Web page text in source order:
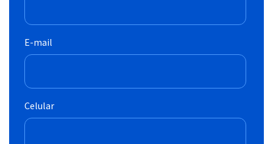
E-mail
Celular